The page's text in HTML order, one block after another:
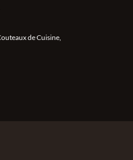
de Cuisine,